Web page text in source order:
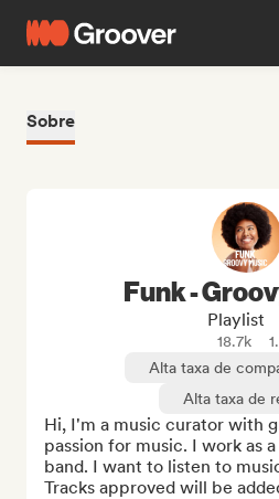
Sobre
Funk -
Playlist
18.7k
Alta taxa de
Alta taxa de
Hi, I'm a music curator with
passion for music. I work as
band. I want to listen to
Tracks approved will be